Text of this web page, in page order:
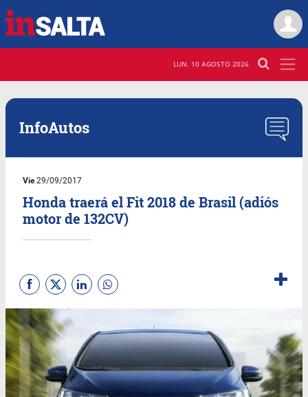
LUN. 10 AGOSTO 2026
InfoAutos
Vie29/09/2017
Honda traerá el Fit 2018 de Brasil (adiós
motor de 132CV)